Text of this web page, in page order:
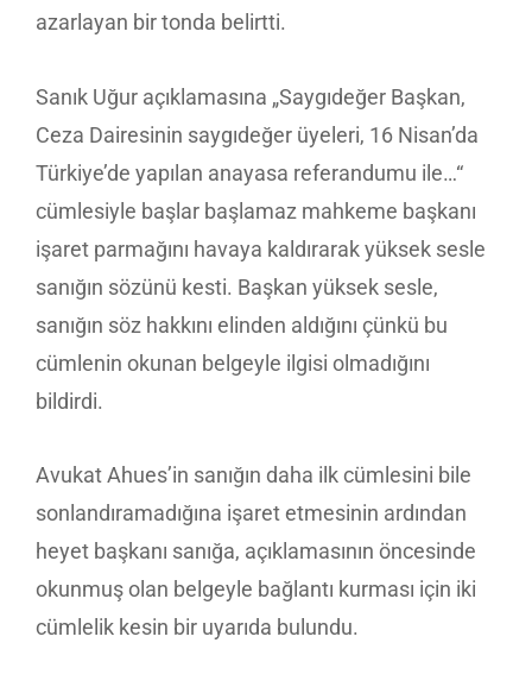
azarlayan bir tonda belirtti.
Sanık Uğur açıklamasına „Saygıdeğer Başkan,
Ceza Dairesinin saygıdeğer üyeleri, 16 Nisan’da
Türkiye’de yapılan anayasa referandumu ile…“
cümlesiyle başlar başlamaz mahkeme başkanı
işaret parmağını havaya kaldırarak yüksek sesle
sanığın sözünü kesti. Başkan yüksek sesle,
sanığın söz hakkını elinden aldığını çünkü bu
cümlenin okunan belgeyle ilgisi olmadığını
bildirdi.
Avukat Ahues’in sanığın daha ilk cümlesini bile
sonlandıramadığına işaret etmesinin ardından
heyet başkanı sanığa, açıklamasının öncesinde
okunmuş olan belgeyle bağlantı kurması için iki
cümlelik kesin bir uyarıda bulundu.